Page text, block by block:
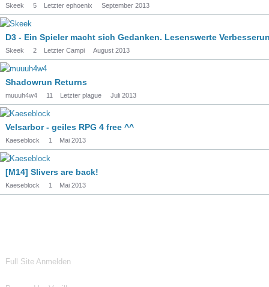
Skeek 5 Letzter ephoenix September 2013
D3 - Ein Spieler macht sich Gedanken. Lesenswerte
Skeek 2 Letzter Campi August 2013
Shadowrun Returns
muuuh4w4 11 Letzter plague Juli 2013
Velsarbor - geiles RPG 4 free ^^
Kaeseblock 1 Mai 2013
[M14] Slivers are back!
Kaeseblock 1 Mai 2013
Full Site Anmelden